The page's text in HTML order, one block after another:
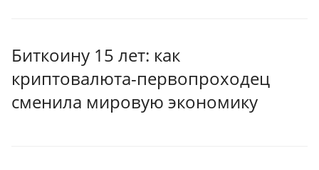
Биткоину 15 лет: как
криптовалюта-первопроходец
сменила мировую экономику